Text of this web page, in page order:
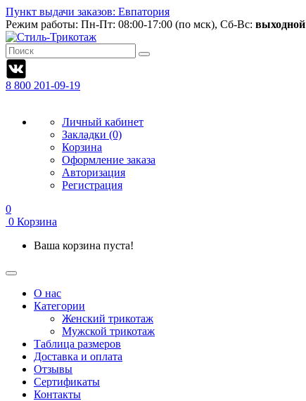
Пункт выдачи заказов: Евпатория
Режим работы: Пн-Пт: 08:00-17:00 (по мск), Сб-Вс: выходной
8 800 201-09-19
Личный кабинет
Закладки (0)
Корзина
Оформление заказа
Авторизация
Регистрация
0
0 Корзина
Ваша корзина пуста!
О нас
Категории
Женский трикотаж
Мужской трикотаж
Таблица размеров
Доставка и оплата
Отзывы
Сертификаты
Контакты